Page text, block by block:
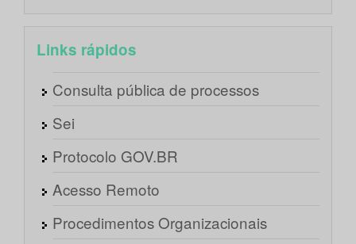
Links rápidos
Consulta pública de processos
Sei
Protocolo GOV.BR
Acesso Remoto
Procedimentos Organizacionais